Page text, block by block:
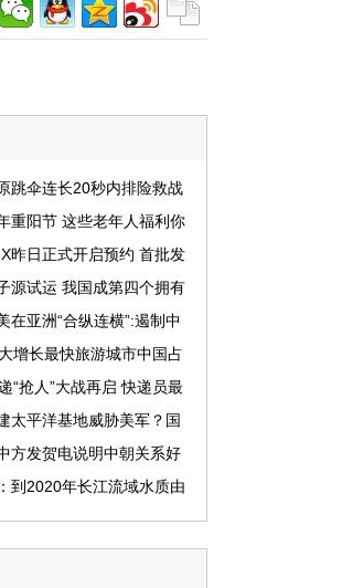
跳伞连长20秒内排险救战
牲
重阳节 这些老年人福利你
昨日正式开启预约 首批发
购一空
源试运 我国成第四个拥有
在亚洲“合纵连横”:遏制中
增长最快旅游城市中国占
因
“抢人”大战再启 快递员最
太平洋基地威胁美军？国
方发贺电说明中朝关系好
到2020年长江流域水质由
好